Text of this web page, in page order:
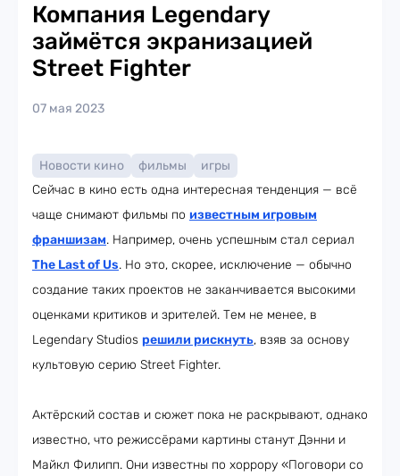
Компания Legendary
займётся экранизацией
Street Fighter
07 мая 2023
Новости кино фильмы
игры
Сейчас в кино есть одна интересная тенденция — всё
чаще снимают фильмы по известным игровым
франшизам. Например, очень успешным стал сериал
The Last of Us. Но это, скорее, исключение — обычно
создание таких проектов не заканчивается высокими
оценками критиков и зрителей. Тем не менее, в
Legendary Studios решили рискнуть, взяв за основу
культовую серию Street Fighter.
Актёрский состав и сюжет пока не раскрывают, однако
известно, что режиссёрами картины станут Дэнни и
Майкл Филипп. Они известны по хоррору «Поговори со